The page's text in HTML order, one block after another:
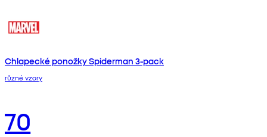
Chlapecké ponožky Spiderman 3-pack
různé vzory
70